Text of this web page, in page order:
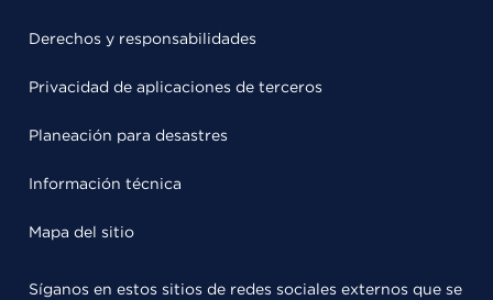
Derechos y responsabilidades
Privacidad de aplicaciones de terceros
Planeación para desastres
Información técnica
Mapa del sitio
Síganos en estos sitios de redes sociales externos que se